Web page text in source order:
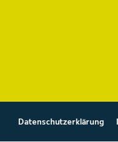
Datenschutzerklärung